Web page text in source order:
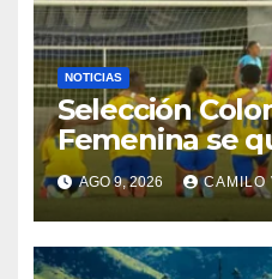
NOTICIAS
Selección
Femenina se
plata:
México en los
Caribe
AGO 9, 2026 CAMILO